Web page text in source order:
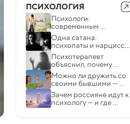
ПСИХОЛОГИЯ
Психологи:
современным
подросткам больше
нравится быть
одинокими
Одна сатана:
психопаты и нарциссы
ценят в своих
половинках такое же
поведение
Психотерапевт
объяснил, почему
гостинг ранит сильнее
отказа
Можно ли дружить со
своими бывшими —
психологи
Зачем россияне идут к
психологу — и где
заканчивается
разговор по душам